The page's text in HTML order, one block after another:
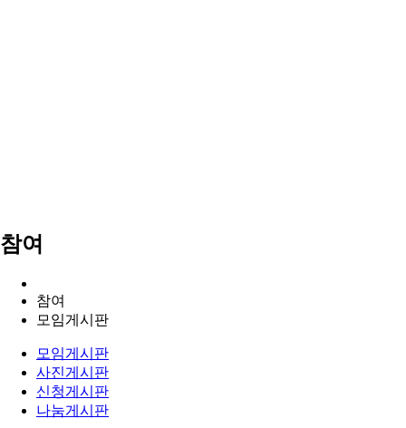
참여
참여
모임게시판
모임게시판
사진게시판
신청게시판
나눔게시판